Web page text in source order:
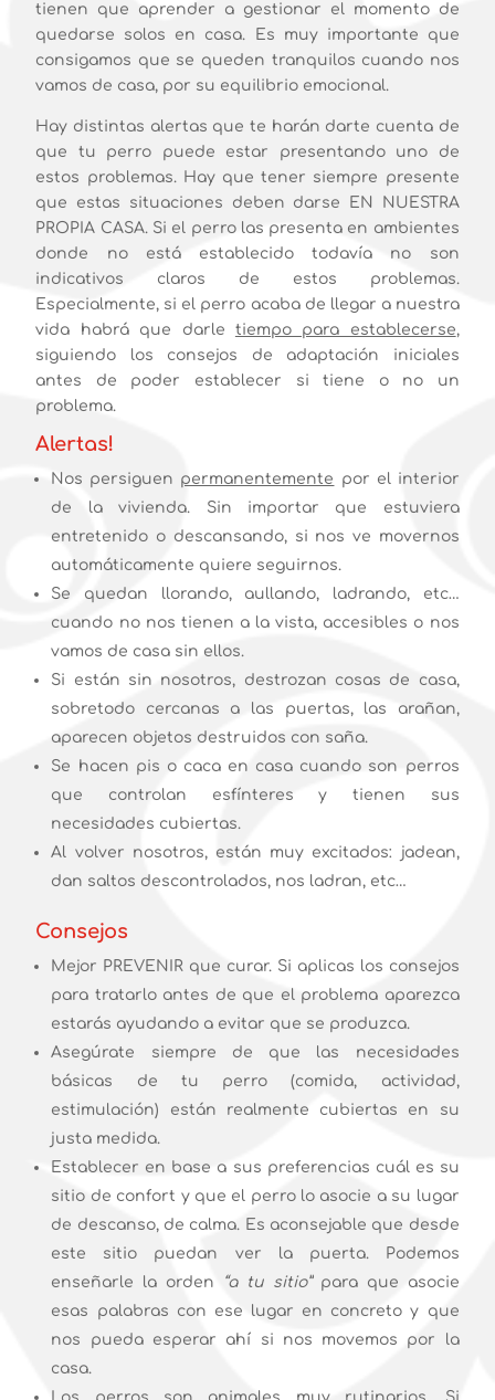
tienen que aprender a gestionar el momento de
quedarse solos en casa. Es muy importante que
consigamos que se queden tranquilos cuando nos
vamos de casa, por su equilibrio emocional.
Hay distintas alertas que te harán darte cuenta de
que tu perro puede estar presentando uno de
estos problemas. Hay que tener siempre presente
que estas situaciones deben darse EN NUESTRA
PROPIA CASA. Si el perro las presenta en ambientes
donde no está establecido todavía no son
indicativos claros de estos problemas.
Especialmente, si el perro acaba de llegar a nuestra
vida habrá que darle tiempo para establecerse,
siguiendo los consejos de adaptación iniciales
antes de poder establecer si tiene o no un
problema.
Alertas!
Nos persiguen permanentemente por el interior
de la vivienda. Sin importar que estuviera
entretenido o descansando, si nos ve movernos
automáticamente quiere seguirnos.
Se quedan llorando, aullando, ladrando, etc…
cuando no nos tienen a la vista, accesibles o nos
vamos de casa sin ellos.
Si están sin nosotros, destrozan cosas de casa,
sobretodo cercanas a las puertas, las arañan,
aparecen objetos destruidos con saña.
Se hacen pis o caca en casa cuando son perros
que controlan esfínteres y tienen sus
necesidades cubiertas.
Al volver nosotros, están muy excitados: jadean,
dan saltos descontrolados, nos ladran, etc…
Consejos
Mejor PREVENIR que curar. Si aplicas los consejos
para tratarlo antes de que el problema aparezca
estarás ayudando a evitar que se produzca.
Asegúrate siempre de que las necesidades
básicas de tu perro (comida, actividad,
estimulación) están realmente cubiertas en su
justa medida.
Establecer en base a sus preferencias cuál es su
sitio de confort y que el perro lo asocie a su lugar
de descanso, de calma. Es aconsejable que desde
este sitio puedan ver la puerta. Podemos
enseñarle la orden
“a tu sitio”para que asocie
esas palabras con ese lugar en concreto y que
nos pueda esperar ahí si nos movemos por la
casa.